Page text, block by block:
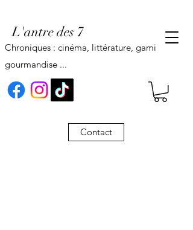
L'antre des 7
Contact
Chroniques : cinéma, littérature, gaming,
gourmandise ...